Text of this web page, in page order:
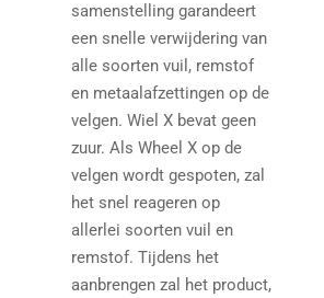
samenstelling garandeert
een snelle verwijdering van
alle soorten vuil, remstof
en metaalafzettingen op de
velgen. Wiel X bevat geen
zuur. Als Wheel X op de
velgen wordt gespoten, zal
het snel reageren op
allerlei soorten vuil en
remstof. Tijdens het
aanbrengen zal het product,